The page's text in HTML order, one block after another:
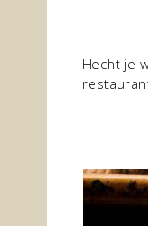
Hecht je